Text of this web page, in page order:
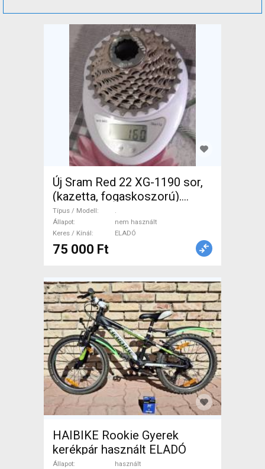
Új Sram Red 22 XG-1190 sor,
(kazetta, fogaskoszorú).
11speed, 11-26t. Nagyon
könnyű! . Országúti / Gravel /
Triatlon Alkatrész, Országúti
Hajtásrendszer nem használt
Típus / Modell
.
Állapot
nem használt
Keres / Kínál
ELADÓ
75 000 Ft
HAIBIKE Rookie Gyerek
kerékpár használt ELADÓ
Állapot használt